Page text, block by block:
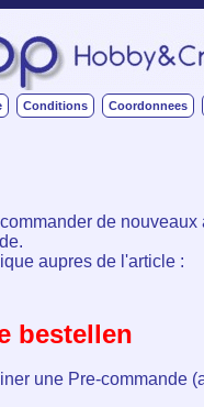
Conditions Coordonnees
de
aupres de l'article :
bestellen
une Pre-commande